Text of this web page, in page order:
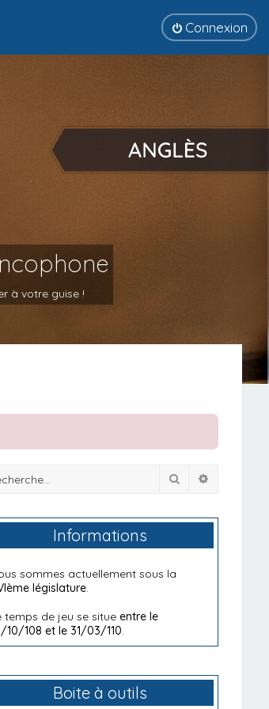
Connexion
à votre guise !
Rechercher
Informations
sommes actuellement sous la
législature.
temps de jeu se situeentre le
10/108 et le 31/03/110.
Boite à outils